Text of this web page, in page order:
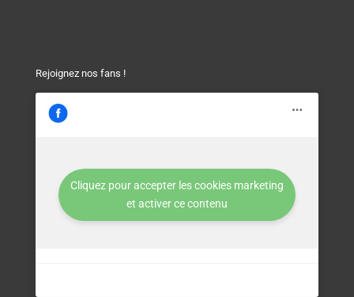
Rejoignez nos fans !
Cliquez pour accepter les cookies marketing
et activer ce contenu